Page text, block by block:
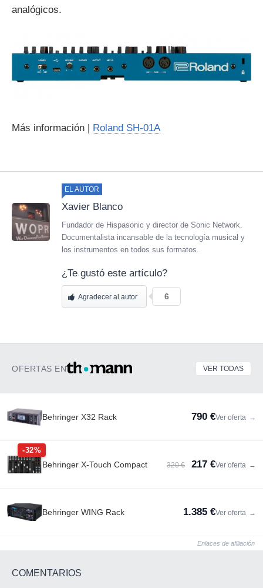
analógicos.
Más información | Roland SH-01A
EL AUTOR
Xavier Blanco
Fundador de Hispasonic y director de Sonic Network.
Documentalista incansable de la tecnología musical y
los instrumentos en todos sus formatos.
¿Te gustó este artículo?
Agradecer al autor 6
OFERTAS EN VER TODAS
Behringer X32 Rack 790 €Ver oferta →
-32%
Behringer X-Touch Compact 320 € 217 €Ver oferta →
Behringer WING Rack 1.385 €Ver oferta →
Enlaces de afiliación
COMENTARIOS